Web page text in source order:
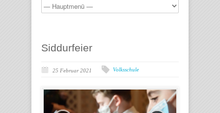
Siddurfeier
25 Februar 2021 Volksschule